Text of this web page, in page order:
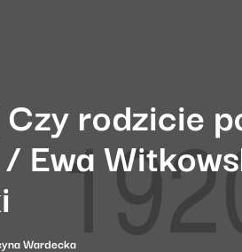
rodzicie
Ewa
Wardecka